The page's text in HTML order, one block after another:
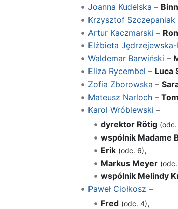
Joanna Kudelska –
Krzysztof Szczepaniak
Artur Kaczmarski –
Elżbieta Jędrzejewska-
Waldemar Barwiński –
Eliza Rycembel – Luca
Zofia Zborowska –
Mateusz Narloch– Tom
Karol Wróblewski –
dyrektor Rötig (odc.
wspólnik Madame
Erik (odc. 6),
Markus Meyer
wspólnik Melindy
Paweł Ciołkosz –
Fred (odc. 4),